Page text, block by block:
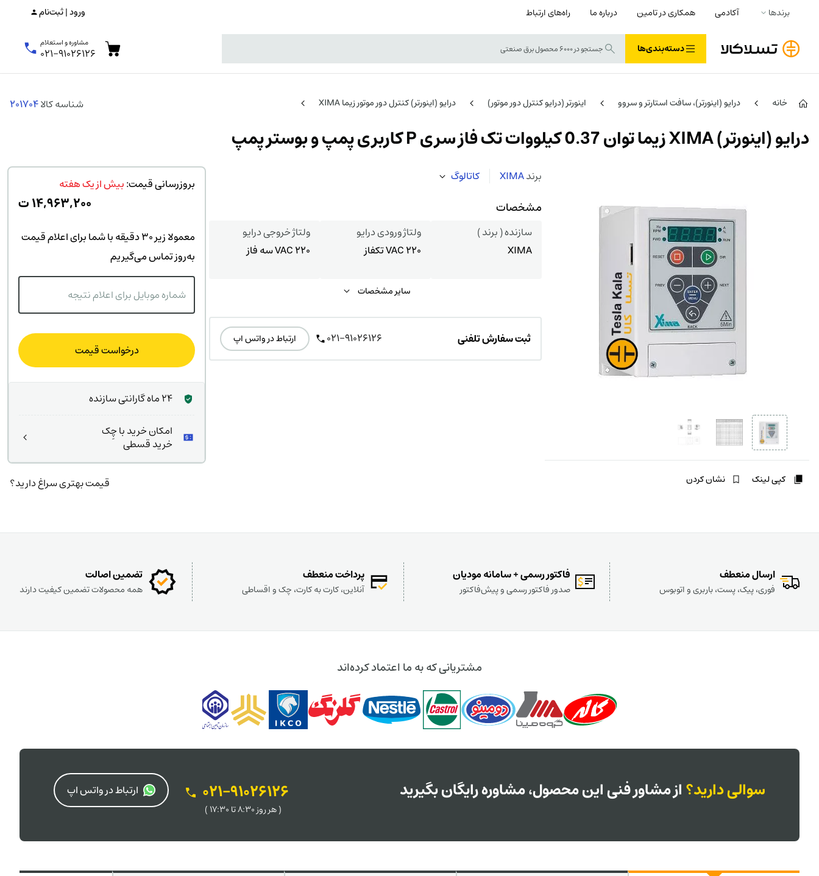
برندها آکادمی همکاری در تامین درباره ما راه‌های ارتباط ورود | ثبت‌نام
دسته‌بندی‌ها مشاوره و استعلام
۰۲۱-۹۱۰۲۶۱۲۶
خانه درایو (اینورتر)، سافت استارتر و سروو اینورتر (درایو کنترل دور موتور) درایو (اینورتر) کنترل دور موتور زیما XIMA شناسه کالا201704
درایو (اینورتر) XIMA زیما توان 0.37 کیلووات تک فاز سری P کاربری پمپ و بوستر پمپ
کپی لینک نشان کردن
برندXIMA کاتالوگ
مشخصات
سازنده ( برند )
XIMA
ولتاژ ورودی درایو
220 VAC تکفاز
ولتاژ خروجی درایو
220 VAC سه فاز
سایر مشخصات
ثبت سفارش تلفنی 021-91026126 ارتباط در واتس اپ
بروزرسانی قیمت:بیش از یک هفته
۱۴,۹۶۳,۲۰۰ت
معمولا زیر ۳۰ دقیقه با شما برای اعلام قیمت
به‌روز تماس می‌گیریم
شماره موبایل برای اعلام نتیجه
درخواست قیمت
24 ماه گارانتی سازنده
امکان خرید با چِک
خرید قسطی
قیمت بهتری سراغ دارید؟
ارسال منعطف
فوری، پیک، پست، باربری و اتوبوس
فاکتور رسمی + سامانه مودیان
صدور فاکتور رسمی و پیش‌فاکتور
پرداخت منعطف
آنلاین، کارت به کارت، چک و اقساطی
تضمین اصالت
همه محصولات تضمین کیفیت دارند
مشتریانی که به ما اعتماد کرده‌اند
سوالی دارید؟از مشاور فنی این محصول، مشاوره رایگان بگیرید 021-91026126
( هر روز 8:30 تا 17:30 )
ارتباط در واتس اپ